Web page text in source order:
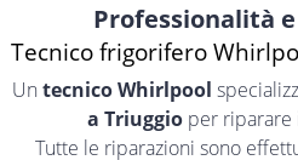
Professionalità
Tecnico frigorifero
Un tecnico Whirlpool
a Triuggio per riparare
Tutte le riparazioni sono